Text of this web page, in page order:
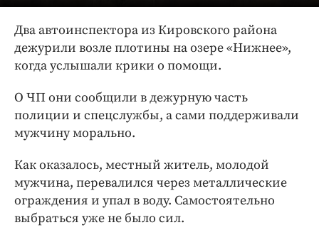
Происшествия
Спорт
Экономика и бизнес
Издания
Интересное чтиво
Клиника года
Бренд года
Два автоинспектора из Кировского района
дежурили возле плотины на озере «Нижнее»,
когда услышали крики о помощи.
О ЧП они сообщили в дежурную часть
полиции и спецслужбы, а сами поддерживали
мужчину морально.
Как оказалось, местный житель, молодой
мужчина, перевалился через металлические
ограждения и упал в воду. Самостоятельно
выбраться уже не было сил.